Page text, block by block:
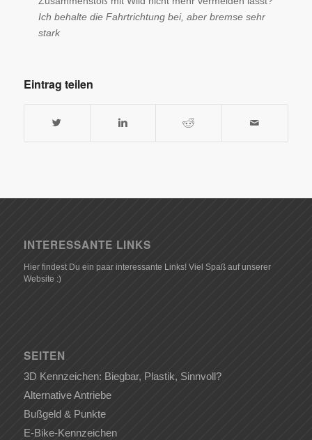
Ich behalte die Fahrtrichtung bei, aber bremse sehr
stark
Eintrag teilen
INTERESSANTE LINKS
Hier findest Du ein paar interessante Links! Viel Spaß auf unserer
Website :)
SEITEN
3D Kennzeichen: Biegbar, Plastik, Sinnvoll?
Alternative Antriebe
Bußgeld & Punkte
E-Bike-Kennzeichen